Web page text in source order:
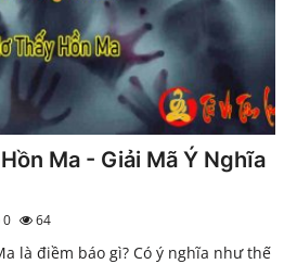
Ma - Giải Mã Ý Nghĩa
0 64
là điềm báo gì? Có ý nghĩa như thế